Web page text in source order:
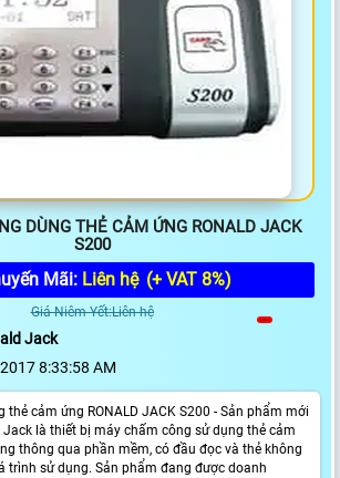
DÙNG THẺ CẢM ỨNG RONALD JACK
S200
Mãi: Liên hệ (+ VAT 8%)
Giá Niêm Yết:Liên hệ
Jack
8:33:58 AM
thẻ cảm ứng RONALD JACK S200 - Sản phẩm mới
là thiết bị máy chấm công sử dụng thẻ cảm
thông qua phần mềm, có đầu đọc và thẻ không
trình sử dụng. Sản phẩm đang được doanh